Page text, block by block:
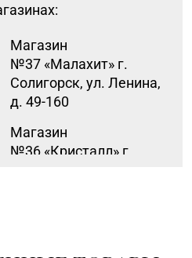
Магазин
№37 «Малахит» г.
Солигорск, ул. Ленина,
д. 49-160
Магазин
№36 «Кристалл» г.